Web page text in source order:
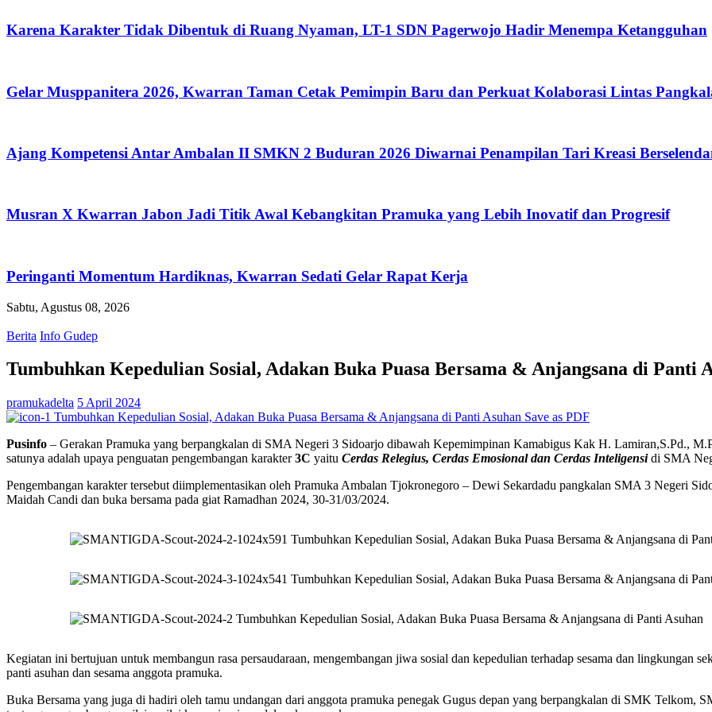
Karena Karakter Tidak Dibentuk di Ruang Nyaman, LT-1 SDN Pagerwojo Hadir Menempa Ketangguhan
Gelar Musppanitera 2026, Kwarran Taman Cetak Pemimpin Baru dan Perkuat Kolaborasi Lintas
Ajang Kompetensi Antar Ambalan II SMKN 2 Buduran 2026 Diwarnai Penampilan Tari Kreasi
Musran X Kwarran Jabon Jadi Titik Awal Kebangkitan Pramuka yang Lebih Inovatif dan Progresif
Peringanti Momentum Hardiknas, Kwarran Sedati Gelar Rapat Kerja
Sabtu, Agustus 08, 2026
Berita Info Gudep
Tumbuhkan Kepedulian Sosial, Adakan Buka Puasa Bersama & Anjangsana di Panti
pramukadelta 5 April 2024
Save as PDF
Pusinfo – Gerakan Pramuka yang berpangkalan di SMA Negeri 3 Sidoarjo dibawah Kepemimpinan Kamabigus Kak H. Lamiran,S.Pd.,
satunya adalah upaya penguatan pengembangan karakter3C yaitu Cerdas Relegius, Cerdas Emosional dan Cerdas Inteligensidi SMA
Pengembangan karakter tersebut diimplementasikan oleh Pramuka Ambalan Tjokronegoro – Dewi Sekardadu pangkalan SMA 3 Negeri
Maidah Candi dan buka bersama pada giat Ramadhan 2024, 30-31/03/2024.
Kegiatan ini bertujuan untuk membangun rasa persaudaraan, mengembangan jiwa sosial dan kepedulian terhadap sesama dan lingkungan
panti asuhan dan sesama anggota pramuka.
Buka Bersama yang juga di hadiri oleh tamu undangan dari anggota pramuka penegak Gugus depan yang berpangkalan di SMK